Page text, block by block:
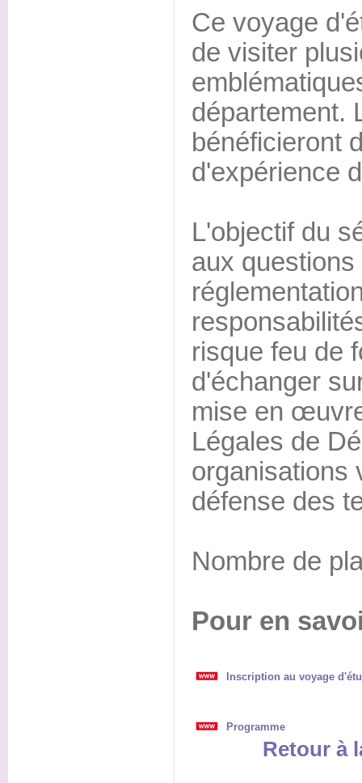
Ce voyage
de visiter
département.
bénéficieront
d'expérience
L'objectif du
aux
risque feu de
d'échanger
mise en
Légales de
organisations
défense des
Nombre de
Pour en
Inscription au voyage
Programme
Retour à